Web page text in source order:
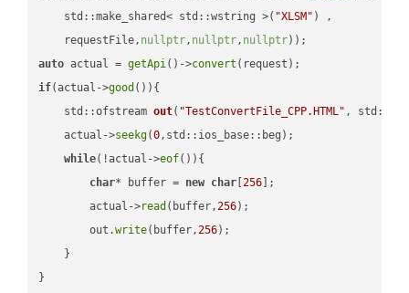
    std::make_shared< std::wstring >(
"XLSM" ) ,
    requestFile,
nullptr, nullptr, nullptr))
auto actual = getApi()->convert
if(actual->good ()){
std::ofstream out( "TestConvertFile_CPP.HTML" ,
    actual->
seekg(0,std::ios_base::beg);
while(!actual->eof()){
char* buffer = new char [256 ];
        actual->
read (buffer,256);
        out.
write(buffer,256);
    }
}